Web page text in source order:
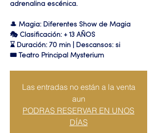
adrenalina escénica.
🎩 Magia: Diferentes Show de Magia
🎭 Clasificación: + 13 AÑOS
⌛ Duración: 70 min | Descansos: si
🎟 Teatro Principal Mysterium
Las entradas no están a la venta
aun
PODRAS RESERVAR EN UNOS
DÍAS